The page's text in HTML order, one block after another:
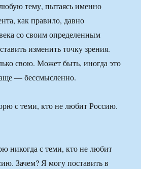
тему, пытаясь именно
как правило, давно
со своим определенным
изменить точку зрения.
свою. Может быть, иногда это
— бессмысленно.
никогда с теми, кто не любит
Зачем? Я могу поставить в